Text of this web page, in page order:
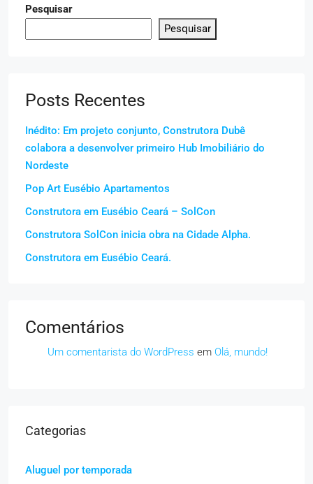
Pesquisar
Pesquisar
Posts Recentes
Inédito: Em projeto conjunto, Construtora Dubê
colabora a desenvolver primeiro Hub Imobiliário do
Nordeste
Pop Art Eusébio Apartamentos
Construtora em Eusébio Ceará – SolCon
Construtora SolCon inicia obra na Cidade Alpha.
Construtora em Eusébio Ceará.
Comentários
Um comentarista do WordPress em Olá, mundo!
Categorias
Aluguel por temporada